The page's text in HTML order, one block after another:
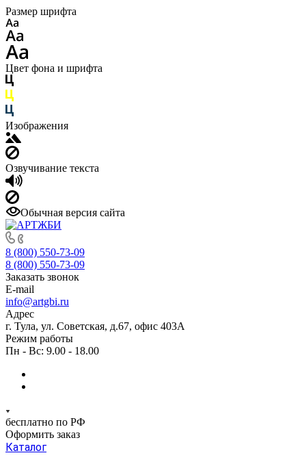
Размер шрифта
Цвет фона и шрифта
Изображения
Озвучивание текста
Обычная версия сайта
8 (800) 550-73-09
8 (800) 550-73-09
Заказать звонок
E-mail
info@artgbi.ru
Адрес
г. Тула, ул. Советская, д.67, офис 403А
Режим работы
Пн - Вс: 9.00 - 18.00
бесплатно по РФ
Оформить заказ
Каталог